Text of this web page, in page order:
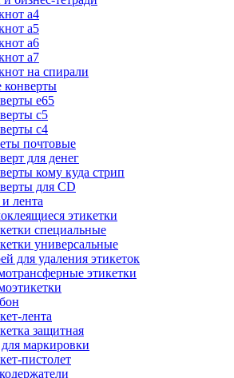
а4
а5
а6
а7
на спирали
конверты
е65
с5
с4
почтовые
для денег
кому куда стрип
для CD
лента
этикетки
специальные
универсальные
для удаления этикеток
этикетки
лента
защитная
маркировки
пистолет